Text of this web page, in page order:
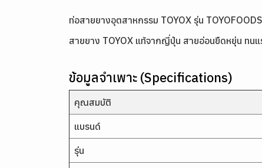
ท่อสายยางอุตสาหกรรม TOYOX รุ่น
สายยาง TOYOX แท้จากญี่ปุ่น สายอ่อนยืดหยุ่น ทน
ข้อมูลจำเพาะ (Specifications)
คุณสมบัติ
แบรนด์
รุ่น